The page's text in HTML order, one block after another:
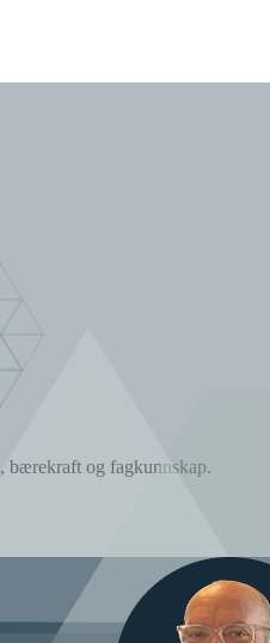
bærekraft og fagkunnskap.